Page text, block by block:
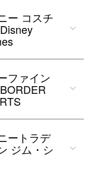
ー コスチ
ファイン
ートラデ
ジム・シ